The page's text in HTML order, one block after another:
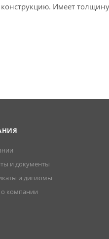
Имеет
и документы
и дипломы
компании